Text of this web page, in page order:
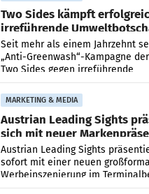
Two Sides kämpft
irreführende
beim Papiereinsatz
Seit mehr als einem Jahrzehnt
„Anti-Greenwash“-Kampagne
Two Sides gegen irreführende
Umweltaussagen bei
und papierbasierten
MARKETING & MEDIA
Austrian Leading Sights
sich mit neuer
Flughafen Wien
Austrian Leading Sights
sofort mit einer neuen
Werbeinszenierung im
Flughafen Wien. Die Präsenz